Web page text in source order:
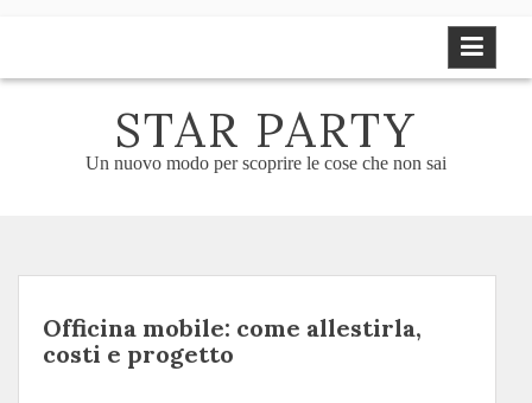
STAR PARTY
Un nuovo modo per scoprire le cose che non sai
Officina mobile: come allestirla,
costi e progetto